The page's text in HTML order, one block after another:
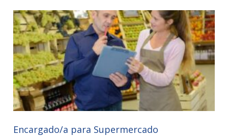
Encargado/a para Supermercado